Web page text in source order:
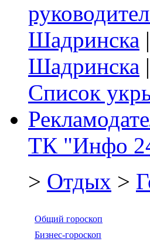
Шадринска |
Шадринска |
Список
ТК "Инфо
> Отдых >
Общий гороскоп
Бизнес-гороскоп